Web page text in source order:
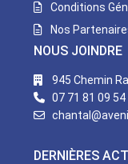
Conditions
Nos
NOUS JOINDRE
945 Chemin
07 71 81 09 54
DERNIÈRES